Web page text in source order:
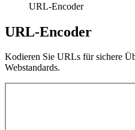
URL-Encoder
URL-Encoder
Kodieren Sie URLs für sichere
Webstandards.